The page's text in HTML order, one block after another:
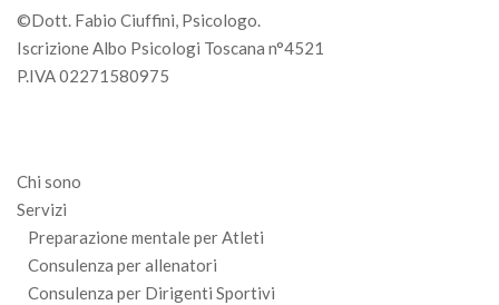
©Dott. Fabio Ciuffini, Psicologo.
Iscrizione Albo Psicologi Toscana n°4521
P.IVA 02271580975
Chi sono
Servizi
Preparazione mentale per Atleti
Consulenza per allenatori
Consulenza per Dirigenti Sportivi